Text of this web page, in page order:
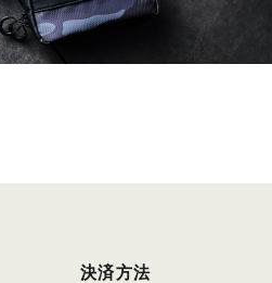
決済方法